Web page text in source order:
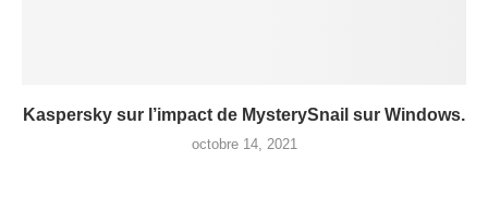
Kaspersky sur l’impact de MysterySnail sur Windows.
octobre 14, 2021